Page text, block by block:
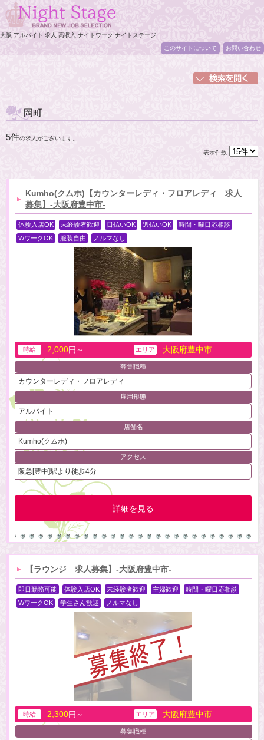
大阪 アルバイト 求人 高収入 ナイトワーク ナイトステージ
このサイトについて
お問い合わせ
岡町
5件の求人がございます。
表示件数
Kumho(クムホ)【カウンターレディ・フロアレディ 求人
募集】-大阪府豊中市-
体験入店OK 未経験者歓迎 日払いOK 週払いOK
時間・曜日応相談
WワークOK
服装自由 ノルマなし
時給 2,000円～ エリア 大阪府豊中市
募集職種
カウンターレディ・フロアレディ
雇用形態
アルバイト
店舗名
Kumho(クムホ)
アクセス
阪急[豊中]駅より徒歩4分
詳細を見る
【ラウンジ 求人募集】-大阪府豊中市-
即日勤務可能 体験入店OK 未経験者歓迎 主婦歓迎
時間・曜日応相談
WワークOK
学生さん歓迎 ノルマなし
時給 2,300円～ エリア 大阪府豊中市
募集職種